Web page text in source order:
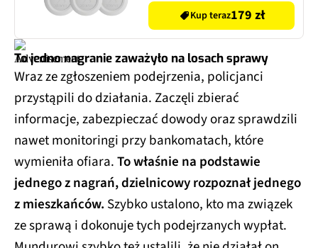
Kup teraz179 zł
To jedno nagranie zaważyło na losach sprawy
Wraz ze zgłoszeniem podejrzenia, policjanci
przystąpili do działania. Zaczęli zbierać
informacje, zabezpieczać dowody oraz sprawdzili
nawet monitoringi przy bankomatach, które
wymieniła ofiara.To właśnie na podstawie
jednego z nagrań, dzielnicowy rozpoznał jednego
z mieszkańców. Szybko ustalono, kto ma związek
ze sprawą i dokonuje tych podejrzanych wypłat.